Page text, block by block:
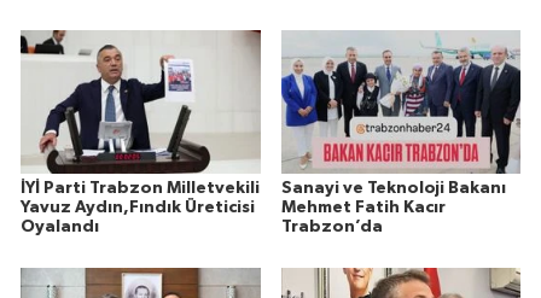
İYİ Parti Trabzon Milletvekili
Yavuz Aydın,Fındık Üreticisi
Oyalandı
Sanayi ve Teknoloji Bakanı
Mehmet Fatih Kacır
Trabzon’da